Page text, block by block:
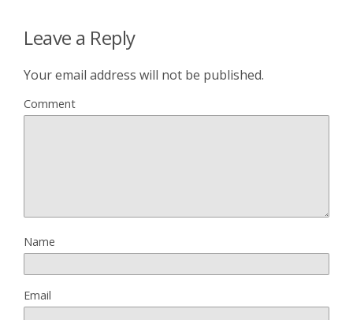
Leave a Reply
Your email address will not be published.
Comment
Name
Email